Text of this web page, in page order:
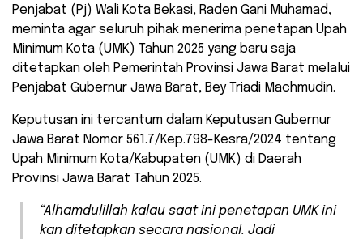
Penjabat (Pj) Wali Kota Bekasi, Raden Gani Muhamad,
meminta agar seluruh pihak menerima penetapan Upah
Minimum Kota (UMK) Tahun 2025 yang baru saja
ditetapkan oleh Pemerintah Provinsi Jawa Barat melalui
Penjabat Gubernur Jawa Barat, Bey Triadi Machmudin.
Keputusan ini tercantum dalam Keputusan Gubernur
Jawa Barat Nomor 561.7/Kep.798-Kesra/2024 tentang
Upah Minimum Kota/Kabupaten (UMK) di Daerah
Provinsi Jawa Barat Tahun 2025.
“Alhamdulillah kalau saat ini penetapan UMK ini
kan ditetapkan secara nasional. Jadi